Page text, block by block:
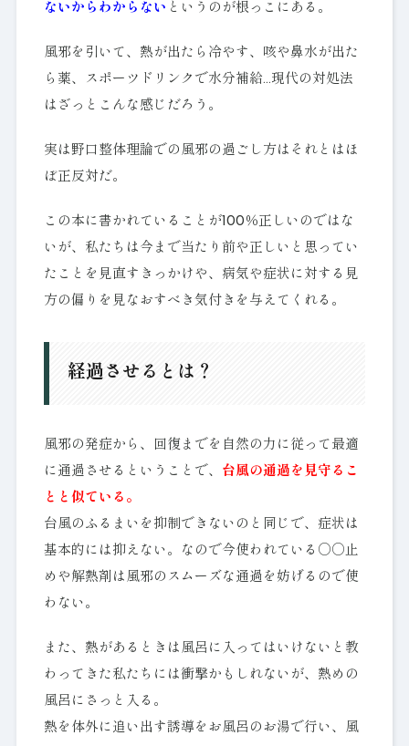
ないからわからない というのが根っこにある。
風邪を引いて、熱が出たら冷やす、咳や鼻水が出た
ら薬、スポーツドリンクで水分補給…現代の対処法
はざっとこんな感じだろう。
実は野口整体理論での風邪の過ごし方はそれとはほ
ぼ正反対だ。
この本に書かれていることが100％正しいのではな
いが、私たちは今まで当たり前や正しいと思ってい
たことを見直すきっかけや、病気や症状に対する見
方の偏りを見なおすべき気付きを与えてくれる。
経過させるとは？
風邪の発症から、回復までを自然の力に従って最適
に通過させるということで、 台風の通過を見守るこ
とと似ている。
台風のふるまいを抑制できないのと同じで、症状は
基本的には抑えない。なので今使われている○○止
めや解熱剤は風邪のスムーズな通過を妨げるので使
わない。
また、熱があるときは風呂に入ってはいけないと教
わってきた私たちには衝撃かもしれないが、熱めの
風呂にさっと入る。
熱を体外に追い出す誘導をお風呂のお湯で行い、風